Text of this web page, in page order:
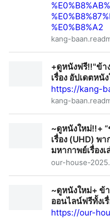
%E0%B8%A2
kang-
+ดูหนังฟรี‼️"ข้า
เรื่อง อัปเดตหนั
https://kang-
kang-
~ดูหนังใหม่‼️+
เรื่อง (UHD) พ
มหากาพย์เรื่อง
our-house-
พากย์ไทย/ซับไทย – สร้างจ
Ghost Radio
~ดูหนังใหม่+ ข้
ออนไลน์ฟรีทั้งเรื่
https://our-